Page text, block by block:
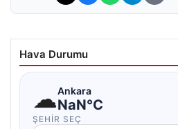
Hava Durumu
☁Ankara
NaN°C
ŞEHIR SEÇ